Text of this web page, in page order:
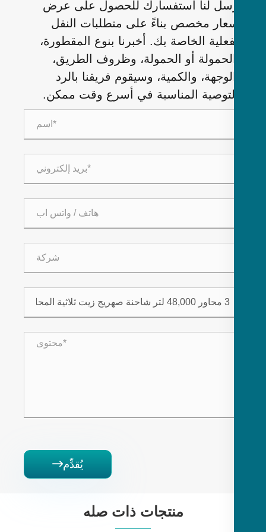
لنا استفسارك للحصول على عرض
مخصص بناءً على متطلبات النقل
الخاصة بك. أخبرنا بنوع المقطورة،
أو الحمولة، وظروف الطريق،
والكمية، وسيقوم فريقنا بالرد
المناسبة في أسرع وقت ممكن.
منتجات ذات صله